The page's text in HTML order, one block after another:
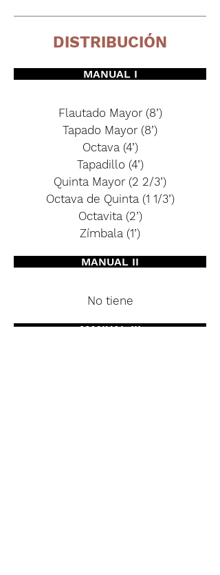
DISTRIBUCIÓN
MANUAL I
Flautado Mayor (8’)
Tapado Mayor (8’)
Octava (4’)
Tapadillo (4’)
Quinta Mayor (2 2/3’)
Octava de Quinta (1 1/3’)
Octavita (2’)
Zímbala (1’)
MANUAL II
No tiene
MANUAL III